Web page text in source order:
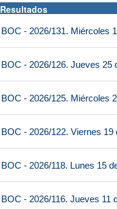
Resultados
BOC - 2026/131. Miércoles
BOC - 2026/126. Jueves 25
BOC - 2026/125. Miércoles
BOC - 2026/122. Viernes 19
BOC - 2026/118. Lunes 15
BOC - 2026/116. Jueves 11